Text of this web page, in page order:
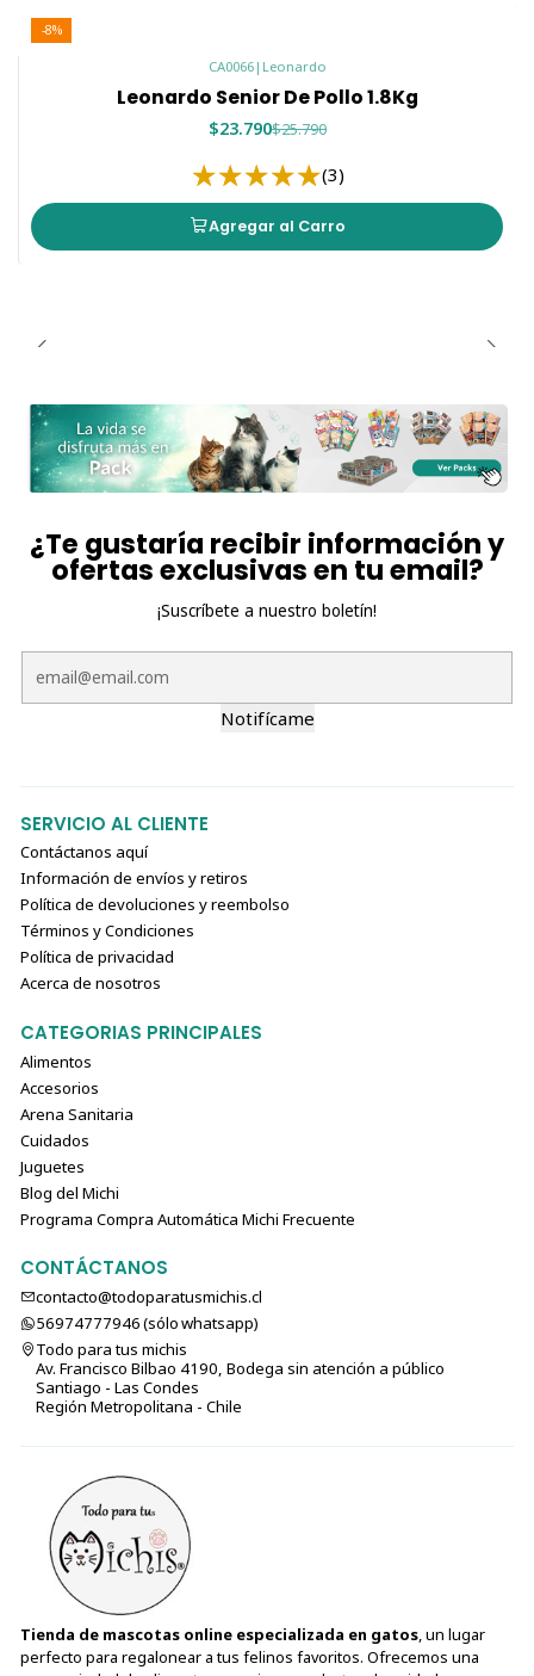
-8%
CA0066| Leonardo
Leonardo Senior De Pollo 1.8Kg
$23.790$25.790
(3)
Agregar al Carro
¿Te gustaría recibir información y
ofertas exclusivas en tu email?
¡Suscríbete a nuestro boletín!
Notifícame
SERVICIO AL CLIENTE
Contáctanos aquí
Información de envíos y retiros
Política de devoluciones y reembolso
Términos y Condiciones
Política de privacidad
Acerca de nosotros
CATEGORIAS PRINCIPALES
Alimentos
Accesorios
Arena Sanitaria
Cuidados
Juguetes
Blog del Michi
Programa Compra Automática Michi Frecuente
CONTÁCTANOS
contacto@todoparatusmichis.cl
56974777946 (sólo⁣⁣⁣⁣⁣​​​​​​​​​​​​​​​ whatsapp)
Todo para tus michis
Av. Francisco Bilbao 4190, Bodega sin atención a público
Santiago - Las Condes
Región Metropolitana - Chile
Tienda de mascotas online especializada en gatos, un lugar
perfecto para regalonear a tus felinos favoritos. Ofrecemos una